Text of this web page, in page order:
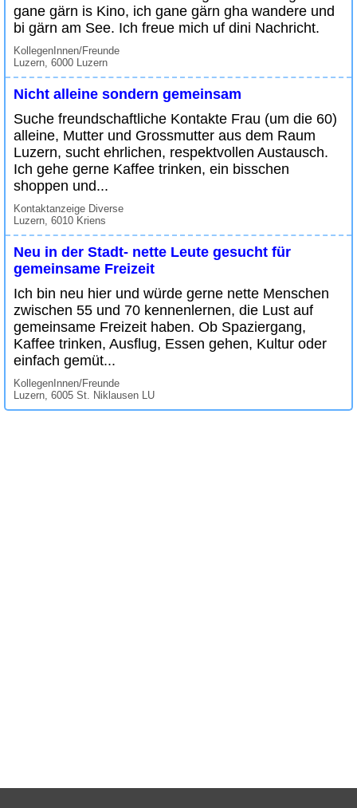
gane gärn is Kino, ich gane gärn gha wandere und
bi gärn am See. Ich freue mich uf dini Nachricht.
KollegenInnen/Freunde
Luzern, 6000 Luzern
Nicht alleine sondern gemeinsam
Suche freundschaftliche Kontakte Frau (um die 60)
alleine, Mutter und Grossmutter aus dem Raum
Luzern, sucht ehrlichen, respektvollen Austausch.
Ich gehe gerne Kaffee trinken, ein bisschen
shoppen und...
Kontaktanzeige Diverse
Luzern, 6010 Kriens
Neu in der Stadt- nette Leute gesucht für
gemeinsame Freizeit
Ich bin neu hier und würde gerne nette Menschen
zwischen 55 und 70 kennenlernen, die Lust auf
gemeinsame Freizeit haben. Ob Spaziergang,
Kaffee trinken, Ausflug, Essen gehen, Kultur oder
einfach gemüt...
KollegenInnen/Freunde
Luzern, 6005 St. Niklausen LU